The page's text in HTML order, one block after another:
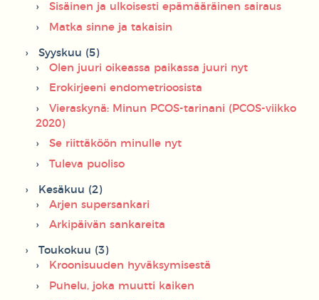
Sisäinen ja ulkoisesti epämääräinen sairaus
Matka sinne ja takaisin
Syyskuu (5)
Olen juuri oikeassa paikassa juuri nyt
Erokirjeeni endometrioosista
Vieraskynä: Minun PCOS-tarinani (PCOS-viikko
2020)
Se riittäköön minulle nyt
Tuleva puoliso
Kesäkuu (2)
Arjen supersankari
Arkipäivän sankareita
Toukokuu (3)
Kroonisuuden hyväksymisestä
Puhelu, joka muutti kaiken